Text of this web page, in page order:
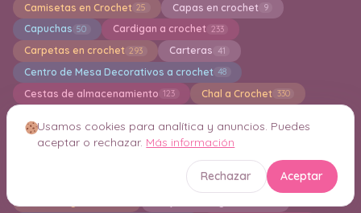
Camisetas en Crochet 25 Capas en crochet 9
Capuchas 50 Cardigan a crochet 233
Carpetas en crochet 293 Carteras 41
Centro de Mesa Decorativos a crochet 48
Cestas de almacenamiento 123 Chal a Crochet 330
Chaquetas en crochet Cojines
Colgantes 27
Usamos cookies para analítica y anuncios. Puedes
aceptar o rechazar. Más información
Rechazar Aceptar